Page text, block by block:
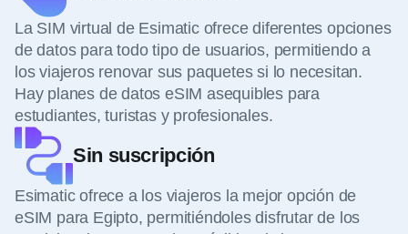
La SIM virtual de Esimatic ofrece diferentes opciones
de datos para todo tipo de usuarios, permitiendo a
los viajeros renovar sus paquetes si lo necesitan.
Hay planes de datos eSIM asequibles para
estudiantes, turistas y profesionales.
Sin suscripción
Esimatic ofrece a los viajeros la mejor opción de
eSIM para Egipto, permitiéndoles disfrutar de los